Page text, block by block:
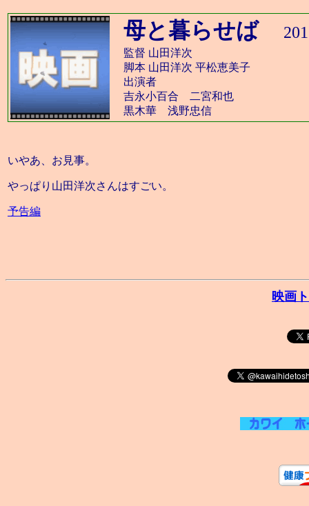
母と暮らせば
監督 山田洋次
脚本 山田洋次 平松恵美子
出演者
吉永小百合 二宮和也
黒木華 浅野忠信
いやあ、お見事。
やっぱり山田洋次さんはすごい。
予告編
映画